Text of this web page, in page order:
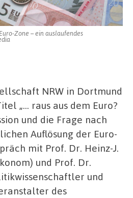
Zone – ein auslaufendes
NRW in Dortmund
„… raus aus dem Euro?
und die Frage nach
Auflösung der Euro-
mit Prof. Dr. Heinz-J.
und Prof. Dr.
und
des